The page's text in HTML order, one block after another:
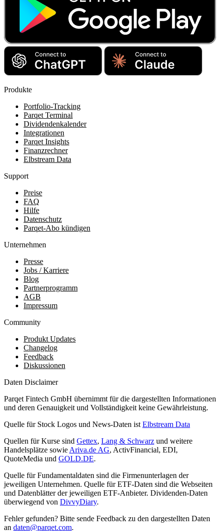
Produkte
Portfolio-Tracking
Parqet Terminal
Dividendenkalender
Integrationen
Parqet Insights
Finanzrechner
Elbstream Data
Support
Preise
FAQ
Hilfe
Datenschutz
Parqet-Abo kündigen
Unternehmen
Presse
Jobs / Karriere
Blog
Partnerprogramm
AGB
Impressum
Community
Produkt Updates
Changelog
Feedback
Diskussionen
Daten Disclaimer
Parqet Fintech GmbH übernimmt für die dargestellten Informationen
und deren Genauigkeit und Vollständigkeit keine Gewährleistung.
Quelle für Stock Logos und News-Daten ist Elbstream Data
Quellen für Kurse sind Gettex, Lang & Schwarz und weitere
Handelsplätze sowie Ariva.de AG, ActivFinancial, EDI,
QuoteMedia und GOLD.DE.
Quelle für Fundamentaldaten sind die Firmenunterlagen der
jeweiligen Unternehmen. Quelle für ETF-Daten sind die Webseiten
und Datenblätter der jeweiligen ETF-Anbieter. Dividenden-Daten
überwiegend von DivvyDiary.
Fehler gefunden? Bitte sende Feedback zu den dargestellten Daten
an daten@parqet.com.